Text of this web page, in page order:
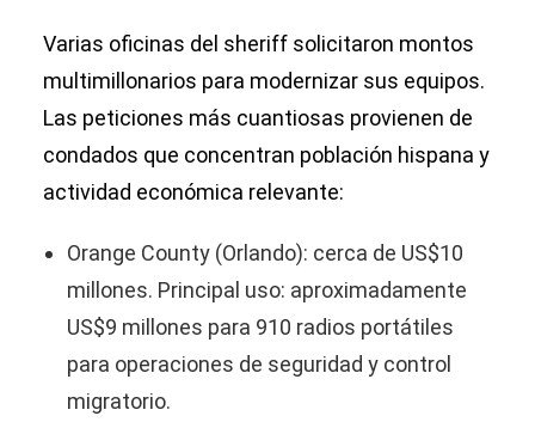
Varias oficinas del sheriff solicitaron montos
multimillonarios para modernizar sus equipos.
Las peticiones más cuantiosas provienen de
condados que concentran población hispana y
actividad económica relevante:
Orange County (Orlando): cerca de US$10
millones. Principal uso: aproximadamente
US$9 millones para 910 radios portátiles
para operaciones de seguridad y control
migratorio.